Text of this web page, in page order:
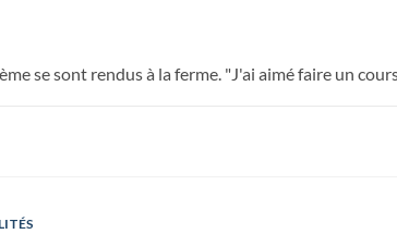
se sont rendus à la ferme. "J'ai aimé faire un